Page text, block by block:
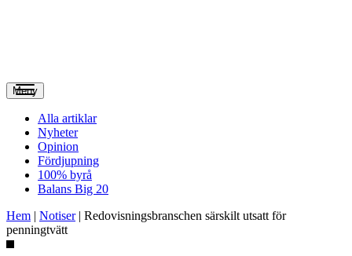
Meny
Alla artiklar
Nyheter
Opinion
Fördjupning
100% byrå
Balans Big 20
Hem | Notiser| Redovisningsbranschen särskilt utsatt för
penningtvätt